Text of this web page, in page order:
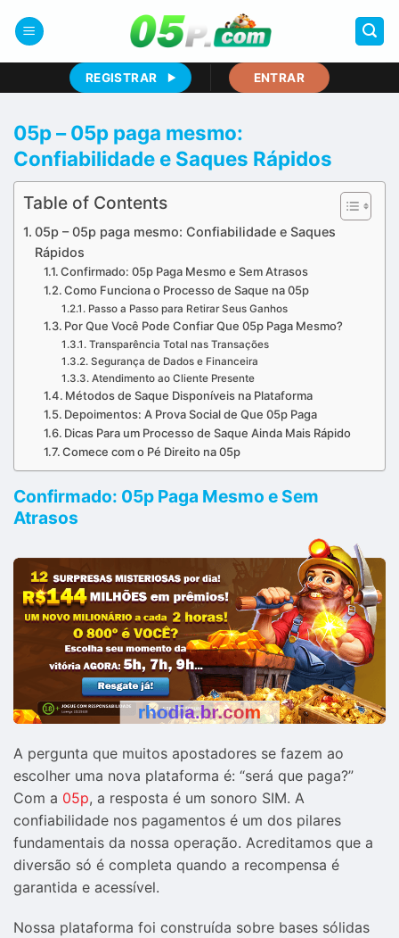
REGISTRAR ENTRAR
05p – 05p paga mesmo:
Confiabilidade e Saques Rápidos
Table of Contents
05p – 05p paga mesmo: Confiabilidade e Saques
Rápidos
Confirmado: 05p Paga Mesmo e Sem Atrasos
Como Funciona o Processo de Saque na 05p
Passo a Passo para Retirar Seus Ganhos
Por Que Você Pode Confiar Que 05p Paga Mesmo?
Transparência Total nas Transações
Segurança de Dados e Financeira
Atendimento ao Cliente Presente
Métodos de Saque Disponíveis na Plataforma
Depoimentos: A Prova Social de Que 05p Paga
Dicas Para um Processo de Saque Ainda Mais Rápido
Comece com o Pé Direito na 05p
Confirmado: 05p Paga Mesmo e Sem
Atrasos
A pergunta que muitos apostadores se fazem ao
escolher uma nova plataforma é: “será que paga?”
Com a 05p, a resposta é um sonoro SIM. A
confiabilidade nos pagamentos é um dos pilares
fundamentais da nossa operação. Acreditamos que a
diversão só é completa quando a recompensa é
garantida e acessível.
Nossa plataforma foi construída sobre bases sólidas